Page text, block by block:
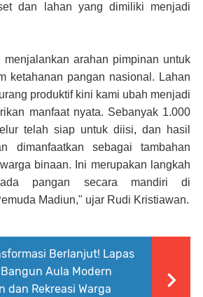
dan lahan yang dimiliki menjadi
menjalankan arahan pimpinan untuk
ketahanan pangan nasional. Lahan
produktif kini kami ubah menjadi
manfaat nyata. Sebanyak 1.000
telah siap untuk diisi, dan hasil
dimanfaatkan sebagai tambahan
binaan. Ini merupakan langkah
pangan secara mandiri di
Madiun," ujar Rudi Kristiawan.
Berlanjut! Lapas
Aula Modern
dan Rekreasi Warga